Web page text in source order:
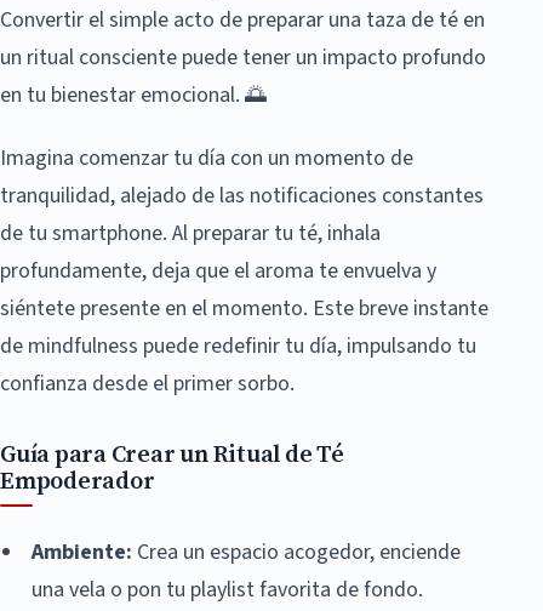
Convertir el simple acto de preparar una taza de té en
un ritual consciente puede tener un impacto profundo
en tu bienestar emocional. 🌅
Imagina comenzar tu día con un momento de
tranquilidad, alejado de las notificaciones constantes
de tu smartphone. Al preparar tu té, inhala
profundamente, deja que el aroma te envuelva y
siéntete presente en el momento. Este breve instante
de mindfulness puede redefinir tu día, impulsando tu
confianza desde el primer sorbo.
Guía para Crear un Ritual de Té
Empoderador
Ambiente: Crea un espacio acogedor, enciende
una vela o pon tu playlist favorita de fondo.